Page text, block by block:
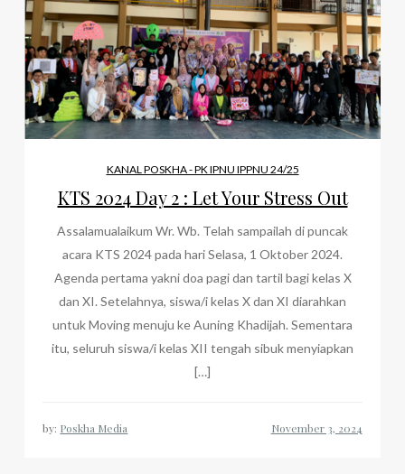
KANAL POSKHA - PK IPNU IPPNU 24/25
KTS 2024 Day 2 : Let Your Stress Out
Assalamualaikum Wr. Wb. Telah sampailah di puncak
acara KTS 2024 pada hari Selasa, 1 Oktober 2024.
Agenda pertama yakni doa pagi dan tartil bagi kelas X
dan XI. Setelahnya, siswa/i kelas X dan XI diarahkan
untuk Moving menuju ke Auning Khadijah. Sementara
itu, seluruh siswa/i kelas XII tengah sibuk menyiapkan
[…]
by: Poskha Media